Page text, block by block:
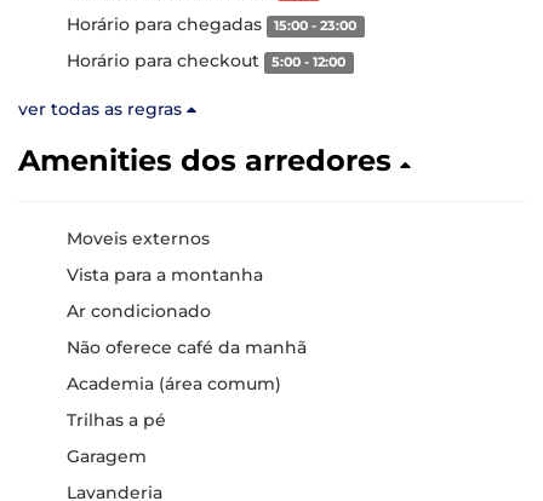
Horário para chegadas 15:00 - 23:00
Horário para checkout 5:00 - 12:00
ver todas as regras
Amenities dos arredores
Moveis externos
Vista para a montanha
Ar condicionado
Não oferece café da manhã
Academia (área comum)
Trilhas a pé
Garagem
Lavanderia